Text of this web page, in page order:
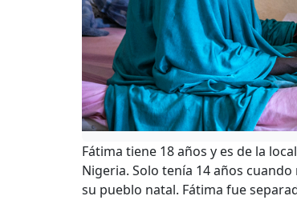
Fátima tiene 18 años y es de la
Nigeria. Solo tenía 14 años
su pueblo natal. Fátima fue